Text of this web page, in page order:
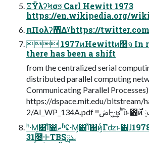
ΞΫλʔϞσϧ Carl Hewitt 1973
https://en.wikipedia.org/
πΠολʔ΋͋Δˠhttps://
 1977ͷHewittͷ࿦จ In
there has been a shift
from the centralized serial
distributed parallel computing
Communicating Parallel Processes)
https://dspace.mit.edu/bitstream/
ʰ·Μ͕͸͡Ίͯ෺ޠʱʢ·Μ͕͸͡Ίͯ΋ͷ͕ͨΓʣͱ͸ɺ1978೥5݄6೔͔Β1984೥3݄
31೔·ͰTBSܥྻ